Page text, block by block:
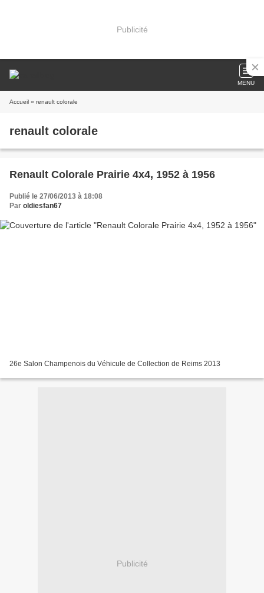
Publicité
MENU
Accueil » renault colorale
renault colorale
Renault Colorale Prairie 4x4, 1952 à 1956
Publié le 27/06/2013 à 18:08
Par oldiesfan67
26e Salon Champenois du Véhicule de Collection de Reims 2013
Publicité